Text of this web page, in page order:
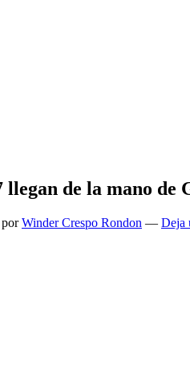
llegan de la mano de
porWinder Crespo Rondon — Deja